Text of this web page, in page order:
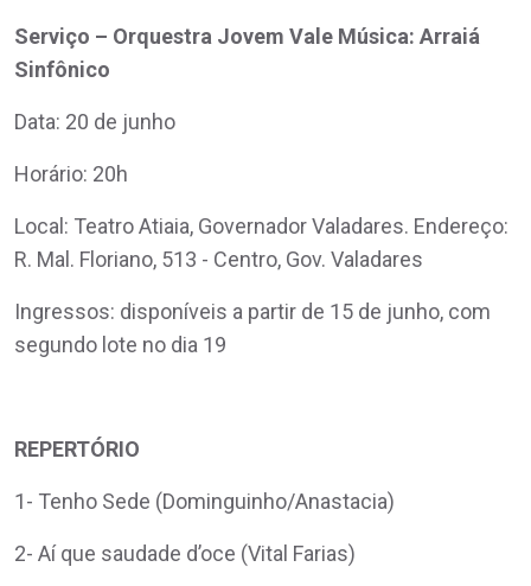
Serviço – Orquestra Jovem Vale Música: Arraiá
Sinfônico
Data: 20 de junho
Horário: 20h
Local: Teatro Atiaia, Governador Valadares. Endereço:
R. Mal. Floriano, 513 - Centro, Gov. Valadares
Ingressos: disponíveis a partir de 15 de junho, com
segundo lote no dia 19
REPERTÓRIO
1- Tenho Sede (Dominguinho/Anastacia)
2- Aí que saudade d’oce (Vital Farias)